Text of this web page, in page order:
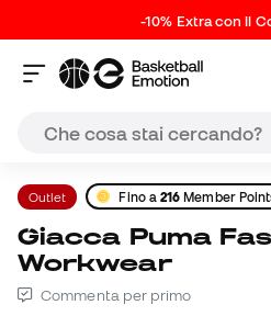
-10% Extra con il
Outlet Fino a216 Member
Giacca Puma Fast & Furious
Workwear
Commenta per primo